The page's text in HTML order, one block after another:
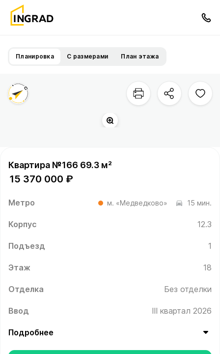
Планировка С размерами План этажа
Квартира №166 69.3 м²
15 370 000 ₽
Метро м. «Медведково» 15 мин.
Корпус 12.3
Подъезд 1
Этаж 18
Отделка Без отделки
Ввод III квартал 2026
Подробнее